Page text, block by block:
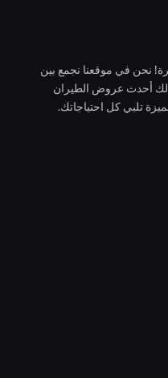
نحن في موقعنا نجمع بين
لك أحدث عروض الطيران
تلبي كل احتياجاتك.